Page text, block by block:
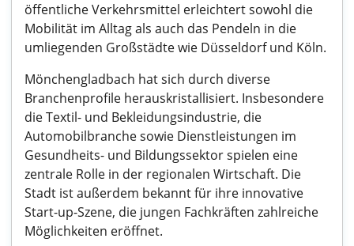
öffentliche Verkehrsmittel erleichtert sowohl die
Mobilität im Alltag als auch das Pendeln in die
umliegenden Großstädte wie Düsseldorf und Köln.
Mönchengladbach hat sich durch diverse
Branchenprofile herauskristallisiert. Insbesondere
die Textil- und Bekleidungsindustrie, die
Automobilbranche sowie Dienstleistungen im
Gesundheits- und Bildungssektor spielen eine
zentrale Rolle in der regionalen Wirtschaft. Die
Stadt ist außerdem bekannt für ihre innovative
Start-up-Szene, die jungen Fachkräften zahlreiche
Möglichkeiten eröffnet.